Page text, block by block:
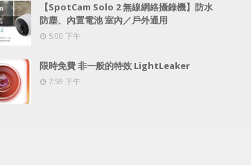
【SpotCam Solo 2 無線網絡攝錄機】防水
防塵、內置電池 室內／戶外通用
5:00 下午
限時免費 非一般的特效 LightLeaker
7:59 下午